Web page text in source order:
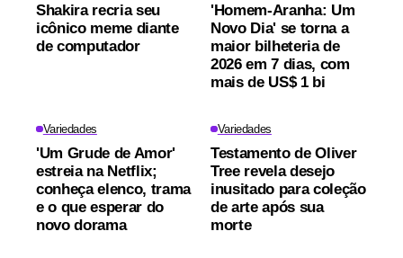
Shakira recria seu
icônico meme diante
de computador
'Homem-Aranha: Um
Novo Dia' se torna a
maior bilheteria de
2026 em 7 dias, com
mais de US$ 1 bi
Variedades
'Um Grude de Amor'
estreia na Netflix;
conheça elenco, trama
e o que esperar do
novo dorama
Variedades
Testamento de Oliver
Tree revela desejo
inusitado para coleção
de arte após sua
morte